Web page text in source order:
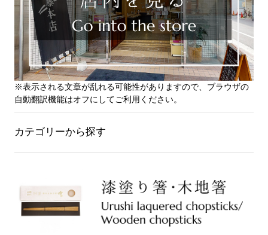
※表示される文章が乱れる可能性がありますので、ブラウザの
自動翻訳機能はオフにしてご利用ください。
カテゴリーから探す